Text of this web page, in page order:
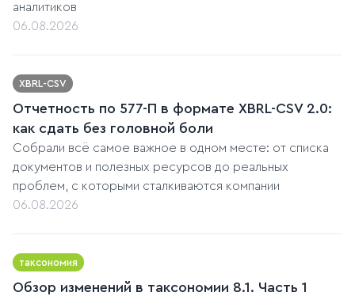
аналитиков
06.08.2026
XBRL-CSV
Отчетность по 577-П в формате XBRL-CSV 2.0:
как сдать без головной боли
Собрали всё самое важное в одном месте: от списка
документов и полезных ресурсов до реальных
проблем, с которыми сталкиваются компании
06.08.2026
таксономия
Обзор изменений в таксономии 8.1. Часть 1